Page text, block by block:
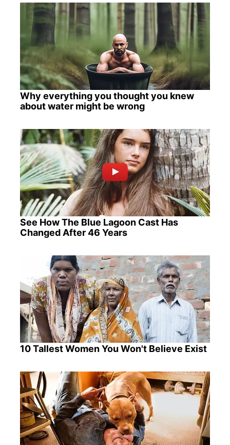
Why everything you thought you knew
about water might be wrong
See How The Blue Lagoon Cast Has
Changed After 46 Years
10 Tallest Women You Won't Believe Exist